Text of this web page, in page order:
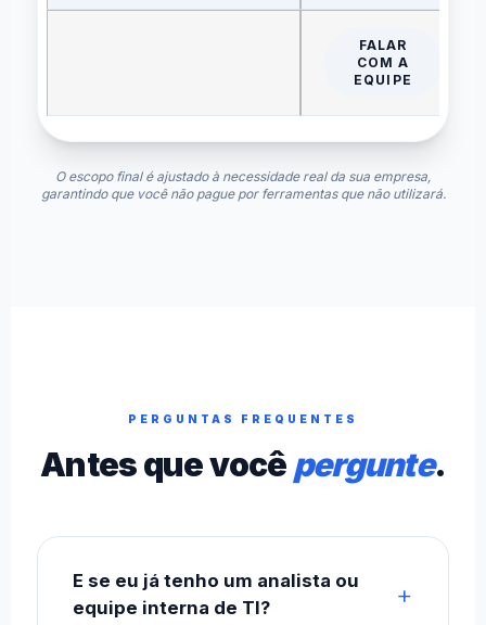
FALAR
COM A
EQUIPE
O escopo final é ajustado à necessidade real da sua empresa,
garantindo que você não pague por ferramentas que não utilizará.
PERGUNTAS FREQUENTES
Antes que vocêpergunte.
E se eu já tenho um analista ou
equipe interna de TI?